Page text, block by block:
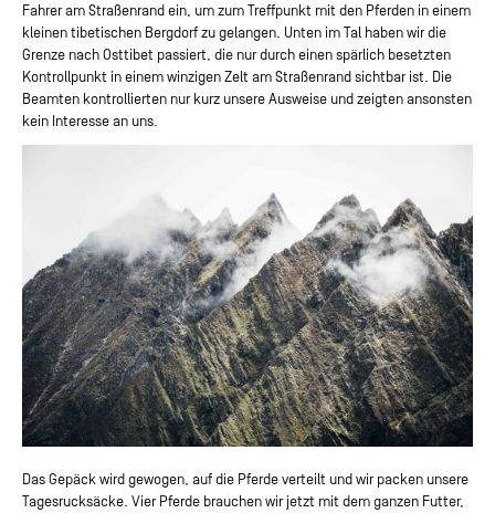
Fahrer am Straßenrand ein, um zum Treffpunkt mit den Pferden in einem
kleinen tibetischen Bergdorf zu gelangen. Unten im Tal haben wir die
Grenze nach Osttibet passiert, die nur durch einen spärlich besetzten
Kontrollpunkt in einem winzigen Zelt am Straßenrand sichtbar ist. Die
Beamten kontrollierten nur kurz unsere Ausweise und zeigten ansonsten
kein Interesse an uns.
Das Gepäck wird gewogen, auf die Pferde verteilt und wir packen unsere
Tagesrucksäcke. Vier Pferde brauchen wir jetzt mit dem ganzen Futter,